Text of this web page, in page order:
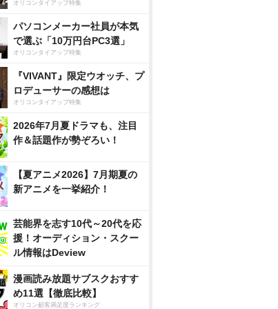
オリコンタイアップ特集
パソコンメーカー社員が本気
で選ぶ「10万円台PC3選」
オリコンタイアップ特集
『VIVANT』限定ウオッチ、プ
ロデューサーの感想は
オリコンタイアップ特集
2026年7月夏ドラマも、注目
作＆話題作が勢ぞろい！
【夏アニメ2026】7月期夏の
新アニメを一挙紹介！
芸能界を志す10代～20代を応
援！オーディション・スクー
ル情報はDeview
漫画読み放題サブスクおすす
め11選【徹底比較】
オリコン顧客満足度ランキング